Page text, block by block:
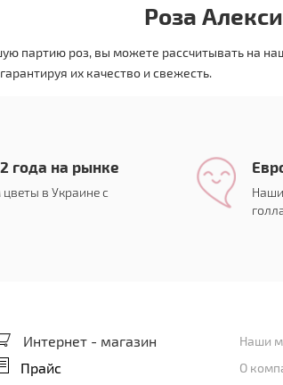
Роза
партию роз, вы можете рассчитывать на
их качество и свежесть.
года на рынке
в Украине с
Интернет - магазин
Прайс
Наши
О